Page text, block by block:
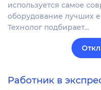
используется самое
оборудование лучших
Технолог подбирает…
Работник в